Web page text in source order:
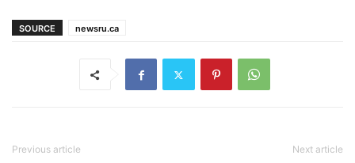
SOURCE newsru.ca
Previous article Next article